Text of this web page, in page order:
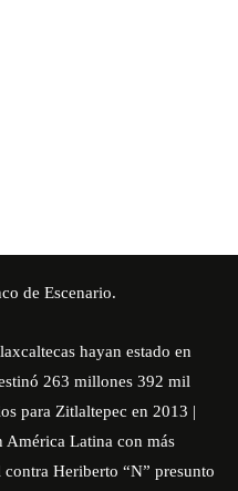
de Escenario.
hayan estado en
263 millones 392 mil
para Zitlaltepec en 2013 |
América Latina con más
Heriberto “N” presunto